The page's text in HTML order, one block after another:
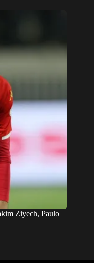
Ziyech, Paulo